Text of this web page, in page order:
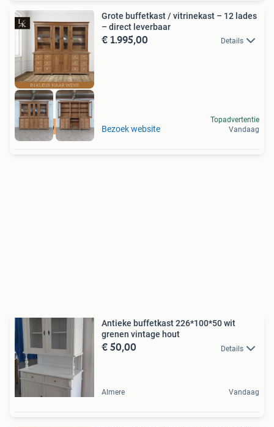
Nog 1 op voorraad
Grote buffetkast / vitrinekast – 12 lades
– direct leverbaar
€ 1.995,00 Details
Bezoek website
Topadvertentie
Vandaag
Antieke buffetkast 226*100*50 wit
grenen vintage hout
€ 50,00 Details
Almere Vandaag